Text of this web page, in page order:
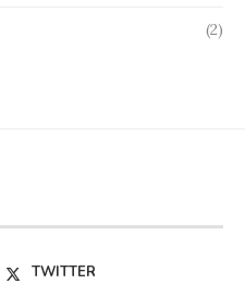
(2)
TWITTER